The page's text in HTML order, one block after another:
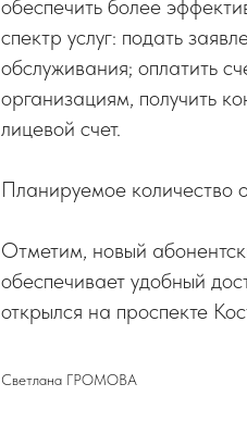
обеспечить более
спектр услуг: подать
обслуживания; оплатить
организациям, получить
лицевой счет.
Планируемое количество
Отметим, новый
обеспечивает удобный
открылся на проспекте
Светлана ГРОМОВА